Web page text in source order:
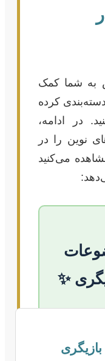
به شما کمک
کرده
در ادامه،
نوین را در
می‌کنید
✨